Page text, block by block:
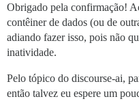
Obrigado pela confirmação!
contêiner de dados (ou de
adiando fazer isso, pois não
inatividade.
Pelo tópico do discourse-ai,
então talvez eu espere um